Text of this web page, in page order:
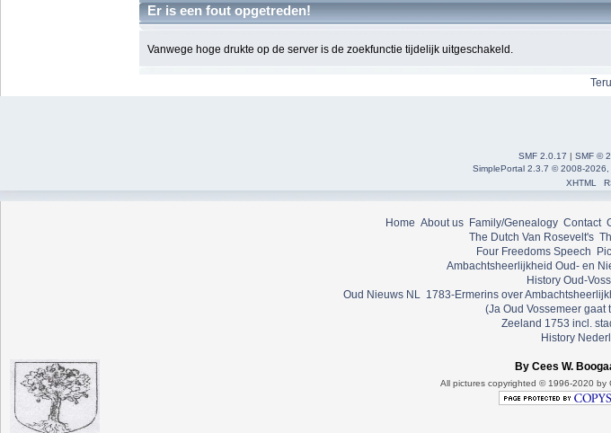
Er is een fout opgetreden!
Vanwege hoge drukte op de server is de zoekfunctie tijdelijk uitgeschakeld.
SMF 2.0.17 | SMF ©
SimplePortal 2.3.7 © 2008-2026,
XHTML
Home About us Family/Genealogy Contact
The Dutch Van Rosevelt's
Four Freedoms Speech
Ambachtsheerlijkheid Oud- en
History Oud-
Oud Nieuws NL
1783-Ermerins over
(Ja Oud Vossemeer gaat
Zeeland 1753 incl.
History
By Cees W.
All pictures copyrighted © 1996-2020 by